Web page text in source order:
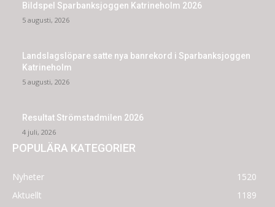
Bildspel Sparbanksjoggen Katrineholm 2026
5 augusti, 2026
Landslagslöpare satte nya banrekord i Sparbanksjoggen
Katrineholm
5 augusti, 2026
Resultat Strömstadmilen 2026
4 juli, 2026
POPULÄRA KATEGORIER
Nyheter
1520
Aktuellt
1189